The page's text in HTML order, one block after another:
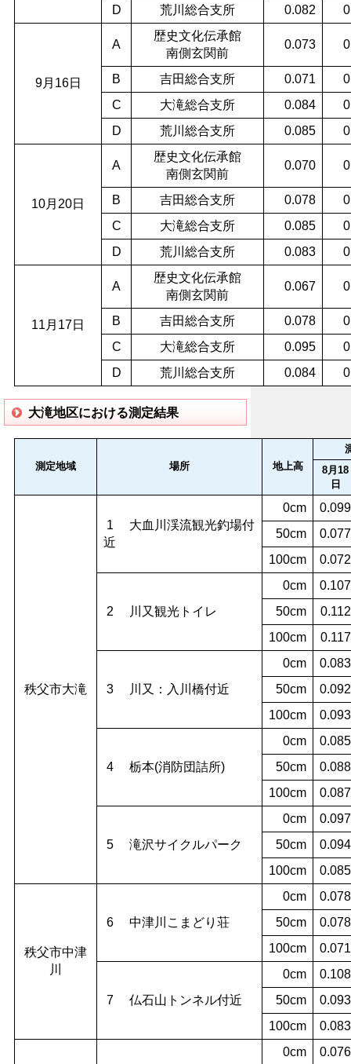
D
荒川総合支所 0.082
9月16日
A
歴史文化伝承館
南側玄関前
0.073
B 吉田総合支所 0.071
C
大滝総合支所 0.084
D
荒川総合支所 0.085
10月20日
A
歴史文化伝承館
南側玄関前
0.070
B 吉田総合支所 0.078
C
大滝総合支所 0.085
D
荒川総合支所 0.083
11月17日
A
歴史文化伝承館
南側玄関前
0.067
B 吉田総合支所 0.078
C
大滝総合支所 0.095
D
荒川総合支所 0.084
大滝地区における測定結果
測定地域 場所 地上高
8月18
日
秩父市大滝
1 大血川渓流観光釣場付
近
0cm
0.099
50cm
0.077
100cm
0.072
2 川又観光トイレ
0cm
0.107
50cm
0.112
100cm
0.117
3 川又：入川橋付近
0cm
0.083
50cm
0.092
100cm
0.093
4 栃本(消防団詰所)
0cm
0.085
50cm
0.088
100cm
0.087
5 滝沢サイクルパーク
0cm
0.097
50cm
0.094
100cm
0.085
秩父市中津
川
6 中津川こまどり荘
0cm
0.078
50cm
0.078
100cm
0.071
7 仏石山トンネル付近
0cm
0.108
50cm
0.093
100cm
0.083
0cm
0.076